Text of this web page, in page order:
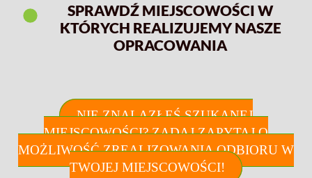
SPRAWDŹ MIEJSCOWOŚCI W
KTÓRYCH REALIZUJEMY NASZE
OPRACOWANIA
NIE ZNALAZŁEŚ SZUKANEJ
MIEJSCOWOŚCI? ZADAJ ZAPYTAJ O
MOŻLIWOŚĆ ZREALIZOWANIA ODBIORU W
TWOJEJ MIEJSCOWOŚCI!